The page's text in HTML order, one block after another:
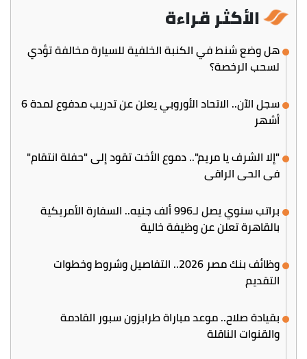
الأكثر قراءة
هل وضع شنط في الكنبة الخلفية للسيارة مخالفة تؤدي
لسحب الرخصة؟
سجل الآن.. الاتحاد الأوروبي يعلن عن تدريب مدفوع لمدة 6
أشهر
"إلا الشرف يا مريم".. دموع الأخت تقود إلى "حفلة انتقام"
في الحي الراقي
براتب سنوي يصل لـ996 ألف جنيه.. السفارة الأمريكية
بالقاهرة تعلن عن وظيفة خالية
وظائف بنك مصر 2026.. التفاصيل وشروط وخطوات
التقديم
بقيادة صلاح.. موعد مباراة طرابزون سبور القادمة
والقنوات الناقلة